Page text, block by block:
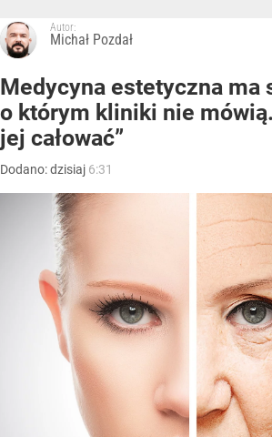
Autor:
Michał Pozdał
Medycyna estetyczna ma
o którym kliniki nie
jej całować”
Dodano:dzisiaj 6:31